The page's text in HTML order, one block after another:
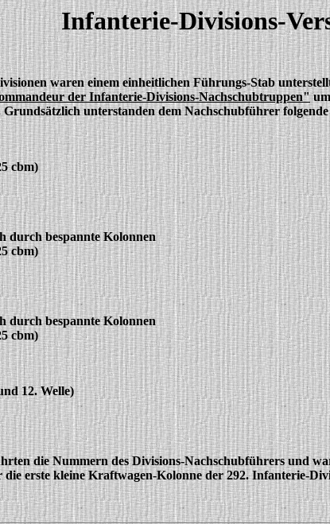
Infanterie-Divisions-
waren einem einheitlichen Führungs-Stab
der Infanterie-Divisions-Nachschubtruppen"
Grundsätzlich unterstanden dem Nachschubführer
cbm)
durch bespannte Kolonnen
cbm)
durch bespannte Kolonnen
cbm)
12. Welle)
die Nummern des Divisions-Nachschubführers und
erste kleine Kraftwagen-Kolonne der 292. Infanterie-